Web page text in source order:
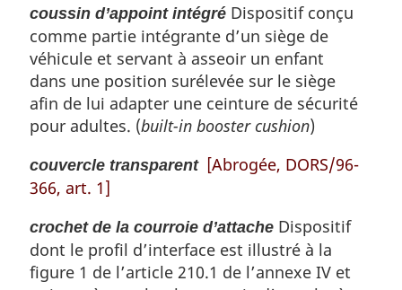
coussin d’appoint intégré Dispositif conçu
comme partie intégrante d’un siège de
véhicule et servant à asseoir un enfant
dans une position surélevée sur le siège
afin de lui adapter une ceinture de sécurité
pour adultes. (built-in booster cushion)
couvercle transparent [Abrogée, DORS/96-
366, art. 1]
crochet de la courroie d’attache Dispositif
dont le profil d’interface est illustré à la
figure 1 de l’article 210.1 de l’annexe IV et